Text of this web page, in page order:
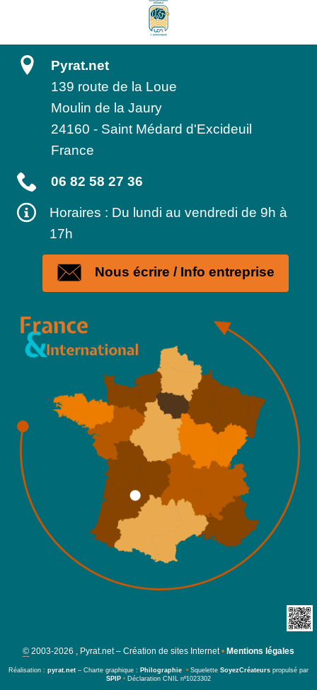
Pyrat.net
139 route de la Loue
Moulin de la Jaury
24160 - Saint Médard d'Excideuil
France
06 82 58 27 36
Horaires : Du lundi au vendredi de 9h à
17h
Nous écrire / Info entreprise
© 2003-2026 , Pyrat.net – Création de sites Internet • Mentions légales
Réalisation : pyrat.net – Charte graphique : Philographie • Squelette SoyezCréateurs propulsé par
SPIP • Déclaration CNIL nº1023302